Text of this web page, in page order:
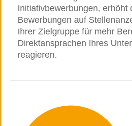
Initiativbewerbungen, erhöht
Bewerbungen auf
Ihrer Zielgruppe für mehr
Direktansprachen Ihres
reagieren.